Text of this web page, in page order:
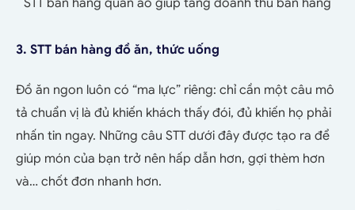
3. STT bán hàng đồ ăn, thức uống
Đồ ăn ngon luôn có “ma lực” riêng: chỉ cần một câu mô
tả chuẩn vị là đủ khiến khách thấy đói, đủ khiến họ phải
nhấn tin ngay. Những câu STT dưới đây được tạo ra để
giúp món của bạn trở nên hấp dẫn hơn, gợi thèm hơn
và… chốt đơn nhanh hơn.